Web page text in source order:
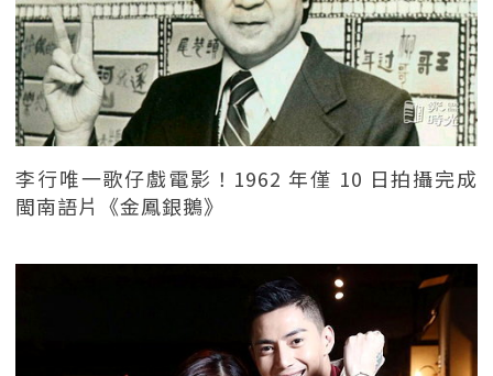
李行唯一歌仔戲電影！1962 年僅 10 日拍攝完成
閩南語片《金鳳銀鵝》